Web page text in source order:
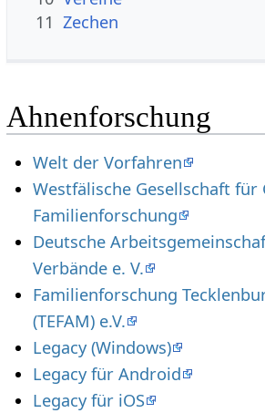
11 Zechen
Ahnenforschung
Welt der Vorfahren
Westfälische Gesellschaft für
Familienforschung
Deutsche
Verbände e. V.
Familienforschung
(TEFAM) e.V.
Legacy (Windows)
Legacy für Android
Legacy für iOS